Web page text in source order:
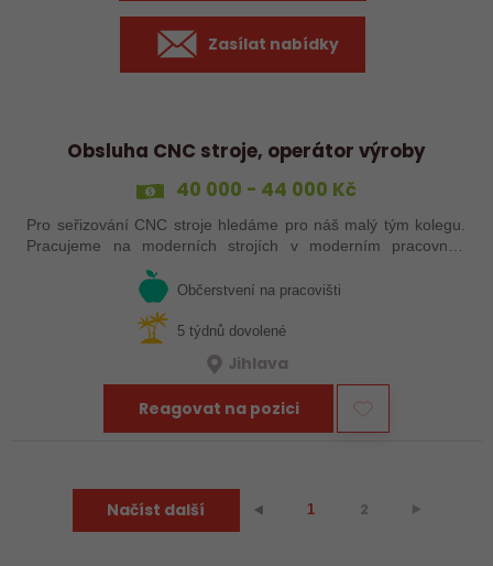
Zasílat nabídky
Obsluha CNC stroje, operátor výroby
40 000 - 44 000 Kč
Pro seřizování CNC stroje hledáme pro náš malý tým kolegu.
Pracujeme na moderních strojích v moderním pracovním
prostředí. Pracovistě u Jihlavy.
Občerstvení na pracovišti
5 týdnů dovolené
Jihlava
Reagovat na pozici
Načíst další ⯇ 1 2 ⯈